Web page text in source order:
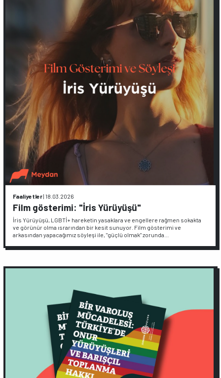
Faaliyetler|18.03.2026
Film gösterimi: "İris Yürüyüşü"
İris Yürüyüşü, LGBTİ+ hareketin yasaklara ve engellere rağmen sokakta
ve görünür olma ısrarından bir kesit sunuyor. Film gösterimi ve
arkasından yapacağımız söyleşi ile, "güçlü olmak" zorunda…